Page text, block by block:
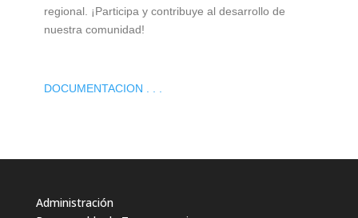
regional.
¡Participa y contribuye al desarrollo de
nuestra comunidad!
DOCUMENTACION . . .
Administración